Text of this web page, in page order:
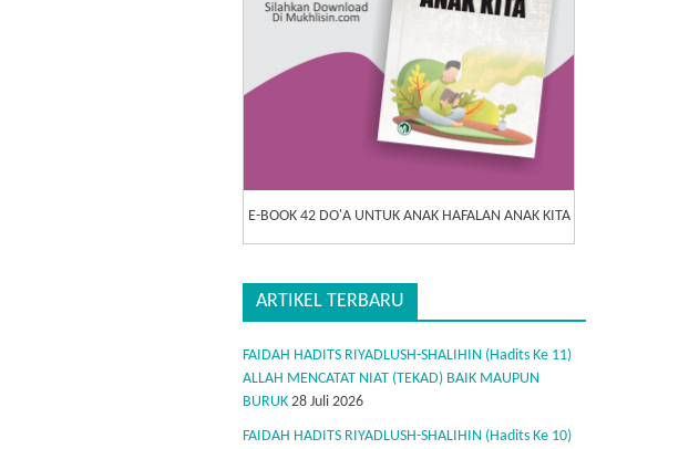
E-BOOK 42 DO'A UNTUK ANAK HAFALAN ANAK KITA
ARTIKEL TERBARU
FAIDAH HADITS RIYADLUSH-SHALIHIN (Hadits Ke 11)
ALLAH MENCATAT NIAT (TEKAD) BAIK MAUPUN
BURUK 28 Juli 2026
FAIDAH HADITS RIYADLUSH-SHALIHIN (Hadits Ke 10)